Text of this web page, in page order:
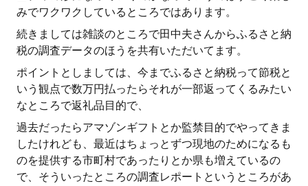
みでワクワクしているところではあります。
続きましては雑談のところで田中夫さんからふるさと納
税の調査データのほうを共有いただいてます。
ポイントとしましては、今までふるさと納税って節税と
いう観点で数万円払ったらそれが一部返ってくるみたい
なところで返礼品目的で、
過去だったらアマゾンギフトとか監禁目的でやってきま
したけれども、最近はちょっとずつ現地のためになるも
のを提供する市町村であったりとか県も増えているの
で、そういったところの調査レポートというところがあ